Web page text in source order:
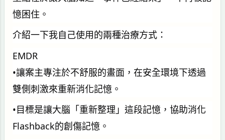
憶困住。
介紹一下我自己使用的兩種治療方式：
EMDR
•讓案主專注於不舒服的畫面，在安全環境下透過
雙側刺激來重新消化記憶。
•目標是讓大腦「重新整理」這段記憶，協助消化
Flashback的創傷記憶。